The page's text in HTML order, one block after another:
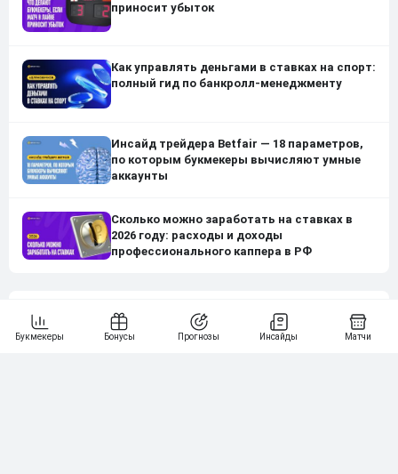
приносит убыток
Как управлять деньгами в ставках на спорт:
полный гид по банкролл-менеджменту
Инсайд трейдера Betfair — 18 параметров,
по которым букмекеры вычисляют умные
аккаунты
Сколько можно заработать на ставках в
2026 году: расходы и доходы
профессионального каппера в РФ
Нашли ошибку?Сообщите нам